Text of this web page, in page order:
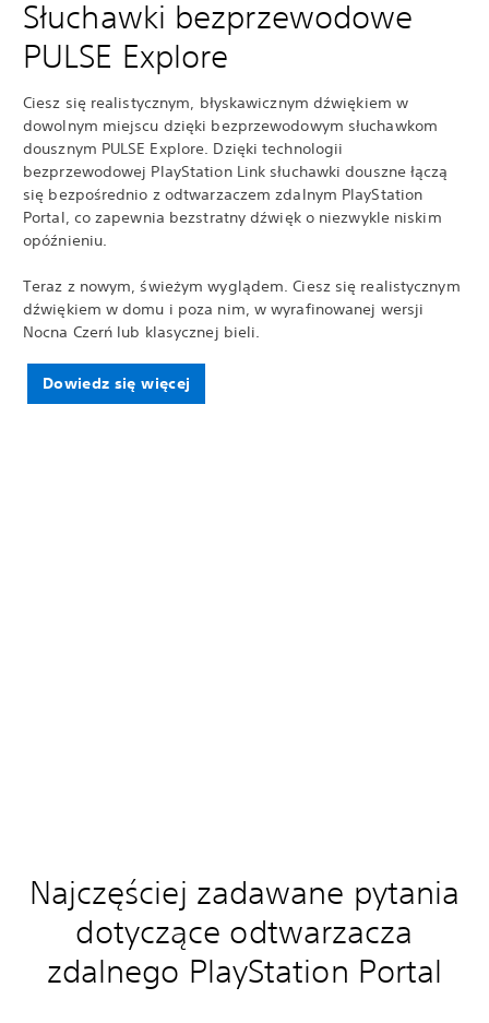
Słuchawki bezprzewodowe
PULSE Explore
Ciesz się realistycznym, błyskawicznym dźwiękiem w
dowolnym miejscu dzięki bezprzewodowym słuchawkom
dousznym PULSE Explore. Dzięki technologii
bezprzewodowej PlayStation Link słuchawki douszne łączą
się bezpośrednio z odtwarzaczem zdalnym PlayStation
Portal, co zapewnia bezstratny dźwięk o niezwykle niskim
opóźnieniu.
Teraz z nowym, świeżym wyglądem. Ciesz się realistycznym
dźwiękiem w domu i poza nim, w wyrafinowanej wersji
Nocna Czerń lub klasycznej bieli.
Dowiedz się więcej
Najczęściej zadawane pytania
dotyczące odtwarzacza
zdalnego PlayStation Portal